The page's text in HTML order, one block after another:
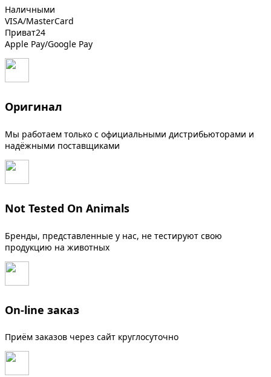
Наличными
VISA/MasterCard
Приват24
Apple Pay/Google Pay
Оригинал
Мы работаем только с официальными дистрибьюторами и
надёжными поставщиками
Not Tested On Animals
Бренды, представленные у нас, не тестируют свою
продукцию на животных
On-line заказ
Приём заказов через сайт круглосуточно